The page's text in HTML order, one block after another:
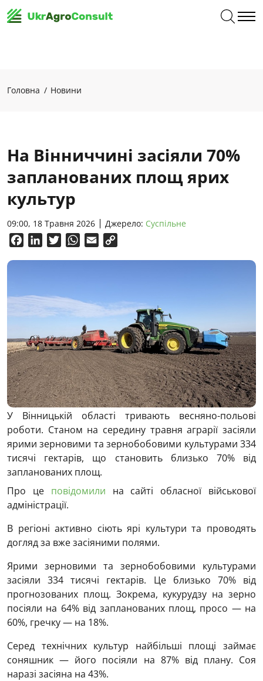
Головна Новини
На Вінниччині засіяли 70%
запланованих площ ярих
культур
09:00, 18 Травня 2026 Джерело: Суспільне
FacebookLinkedInTwitterWhatsApp
Email
У Вінницькій області тривають весняно-польові
роботи. Станом на середину травня аграрії засіяли
ярими зерновими та зернобобовими культурами 334
тисячі гектарів, що становить близько 70% від
запланованих площ.
Про це повідомили на сайті обласної військової
адміністрації.
В регіоні активно сіють ярі культури та проводять
догляд за вже засіяними полями.
Ярими зерновими та зернобобовими культурами
засіяли 334 тисячі гектарів. Це близько 70% від
прогнозованих площ. Зокрема, кукурудзу на зерно
посіяли на 64% від запланованих площ, просо — на
60%, гречку — на 18%.
Серед технічних культур найбільші площі займає
соняшник — його посіяли на 87% від плану. Соя
наразі засіяна на 43%.